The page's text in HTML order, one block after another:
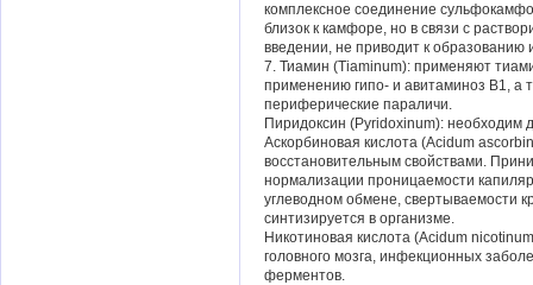
комплексное соединение
близок к камфоре, но в связи с
введении, не приводит к образованию
7. Тиамин (Tiaminum): применяют
применению гипо- и авитаминоз В1, а
периферические параличи.
Пиридоксин (Pyridoxinum):
Аскорбиновая кислота (Acidum
восстановительным свойствами.
нормализации проницаемости
углеводном обмене, свертываемости
синтизируется в организме.
Никотиновая кислота (Acidum
головного мозга, инфекционных
ферментов.